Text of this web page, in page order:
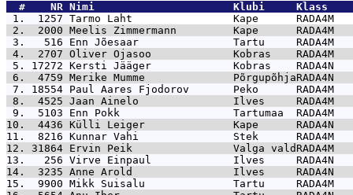
  #    NR
Nimi                      Klubi
1.  1257 Tarmo Laht                Kape      RADA4M
2.  2000 Meelis Zimmermann         Kape      RADA4M
3.   516 Enn Jõesaar               Tartu     RADA4M
4.  2707 Oliver Ojasoo             Kobras    RADA4M
5. 17272 Kersti Jääger             Kobras    RADA4N
6.  4759 Merike Mumme              PõrgupõhjaRADA4N
7. 18554 Paul Aares Fjodorov       Peko      RADA4M
8.  4525 Jaan Ainelo               Ilves     RADA4M
9.  5103 Enn Pokk                  Tartumaa  RADA4M
10.  4436 Külli Leiger              Kape      RADA4N
11.  8216 Kunnar Vahi               Stek      RADA4M
12. 31864 Ervin Peik                Valga valdRADA4M
13.   256 Virve Einpaul             Ilves     RADA4N
14.  3235 Anne Arold                Ilves     RADA4N
15.  9900 Mikk Suisalu              Tartu     RADA4M